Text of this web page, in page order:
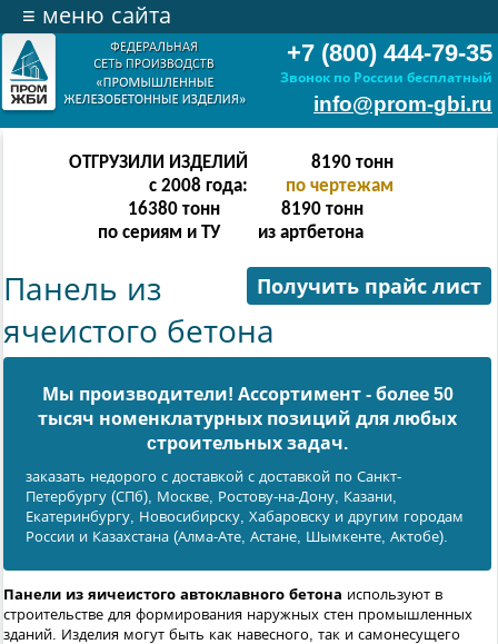
+7 (800) 444-79-35
Звонок по России бесплатный
info@prom-gbi.ru
≡ меню сайта
ОТГРУЗИЛИ ИЗДЕЛИЙ
с 2008 года:
16382тонн
по чертежам
32764 тонн
по сериям и ТУ
16382 тонн
из артбетона
Получить прайс лист
Панель из
ячеистого бетона
Мы производители! Ассортимент - более 50
тысяч номенклатурных позиций для любых
cтроительных задач.
заказать недорого с доставкой с доставкой по Санкт-
Петербургу (СПб), Москве, Ростову-на-Дону, Казани,
Екатеринбургу, Новосибирску, Хабаровску и другим городам
России и Казахстана (Алма-Ате, Астане, Шымкенте, Актобе).
Панели из яичеистого автоклавного бетона используют в
строительстве для формирования наружных стен промышленных
зданий. Изделия могут быть как навесного, так и самонесущего